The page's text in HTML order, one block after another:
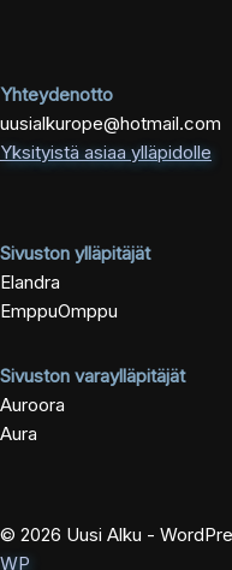
Yhteydenotto
uusialkurope@hotmail.com
Yksityistä asiaa ylläpidolle
Sivuston ylläpitäjät
Elandra
EmppuOmppu
Sivuston varaylläpitäjät
Auroora
Aura
© 2026 Uusi Alku -
WP